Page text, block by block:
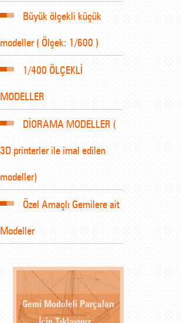
Büyük ölçekli küçük
modeller ( Ölçek: 1/600 )
1/400 ÖLÇEKLİ
MODELLER
DİORAMA MODELLER (
3D printerler ile imal edilen
modeller)
Özel Amaçlı Gemilere ait
Modeller
Gemi Modoleli Parçaları
İçin Tıklayınız...